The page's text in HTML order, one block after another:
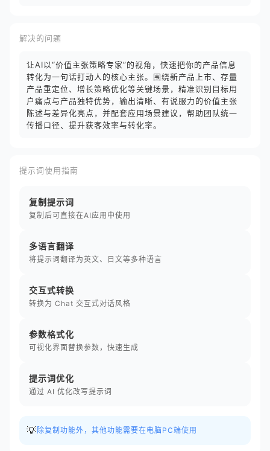
解决的问题
让AI以“价值主张策略专家”的视角，快速把你的产品信息
转化为一句话打动人的核心主张。围绕新产品上市、存量
产品重定位、增长策略优化等关键场景，精准识别目标用
户痛点与产品独特优势，输出清晰、有说服力的价值主张
陈述与差异化亮点，并配套应用场景建议，帮助团队统一
传播口径、提升获客效率与转化率。
提示词使用指南
复制提示词
复制后可直接在AI应用中使用
多语言翻译
将提示词翻译为英文、日文等多种语言
交互式转换
转换为 Chat 交互式对话风格
参数格式化
可视化界面替换参数，快速生成
提示词优化
通过 AI 优化改写提示词
💡 除复制功能外，其他功能需要在电脑PC端使用